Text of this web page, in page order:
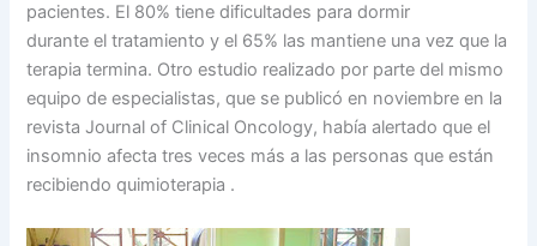
pacientes. El 80% tiene dificultades para dormir
durante el tratamiento y el 65% las mantiene una vez que la
terapia termina. Otro estudio realizado por parte del mismo
equipo de especialistas, que se publicó en noviembre en la
revista Journal of Clinical Oncology, había alertado que el
insomnio afecta tres veces más a las personas que están
recibiendo quimioterapia .